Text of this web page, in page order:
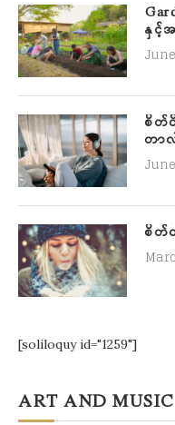
နှင့်
စိတ်
တာ
စိတ်
[soliloquy id="1259"]
ART AND MUSIC